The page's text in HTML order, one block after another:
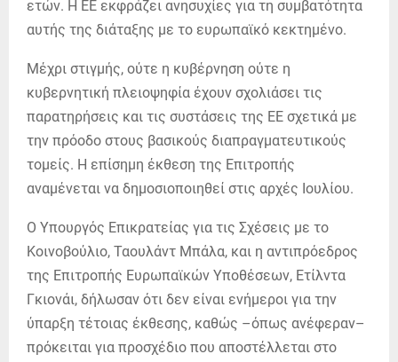
ετών. Η ΕΕ εκφράζει ανησυχίες για τη συμβατότητα
αυτής της διάταξης με το ευρωπαϊκό κεκτημένο.
Μέχρι στιγμής, ούτε η κυβέρνηση ούτε η
κυβερνητική πλειοψηφία έχουν σχολιάσει τις
παρατηρήσεις και τις συστάσεις της ΕΕ σχετικά με
την πρόοδο στους βασικούς διαπραγματευτικούς
τομείς. Η επίσημη έκθεση της Επιτροπής
αναμένεται να δημοσιοποιηθεί στις αρχές Ιουλίου.
Ο Υπουργός Επικρατείας για τις Σχέσεις με το
Κοινοβούλιο, Ταουλάντ Μπάλα, και η αντιπρόεδρος
της Επιτροπής Ευρωπαϊκών Υποθέσεων, Ετίλντα
Γκιονάι, δήλωσαν ότι δεν είναι ενήμεροι για την
ύπαρξη τέτοιας έκθεσης, καθώς –όπως ανέφεραν–
πρόκειται για προσχέδιο που αποστέλλεται στο